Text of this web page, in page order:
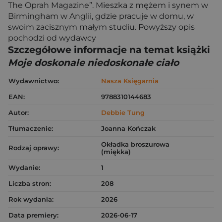
The Oprah Magazine”. Mieszka z mężem i synem w
Birmingham w Anglii, gdzie pracuje w domu, w
swoim zacisznym małym studiu. Powyższy opis
pochodzi od wydawcy
Szczegółowe informacje na temat książki
Moje doskonale niedoskonałe ciało
Wydawnictwo:
Nasza Księgarnia
EAN:
9788310144683
Autor:
Debbie Tung
Tłumaczenie:
Joanna Kończak
Rodzaj oprawy:
Okładka broszurowa
(miękka)
Wydanie:
1
Liczba stron:
208
Rok wydania:
2026
Data premiery:
2026-06-17